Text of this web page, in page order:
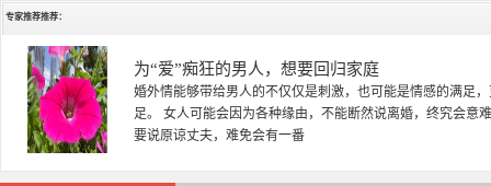
专家推荐推荐：
徐珞棋
徐珞棋，婚姻家庭咨询师，毕业于重庆师范大学心理学专业
多年，对婚姻情感分析、恋爱择偶、夫妻关系，情感挽回、
千小时，积累了丰富的咨